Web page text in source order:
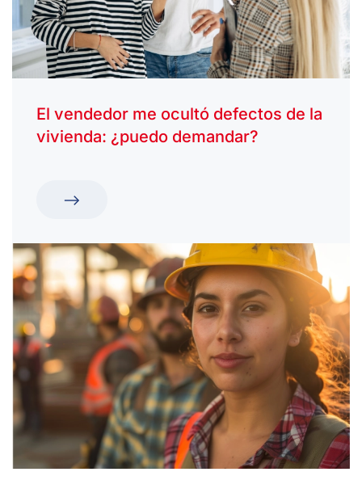
El vendedor me ocultó defectos de la
vivienda: ¿puedo demandar?